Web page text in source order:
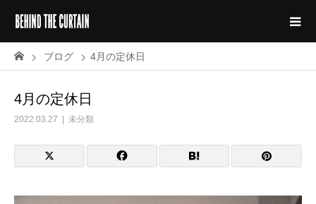
ブログ 4月の定休日
4月の定休日
2022.03.27 未分類